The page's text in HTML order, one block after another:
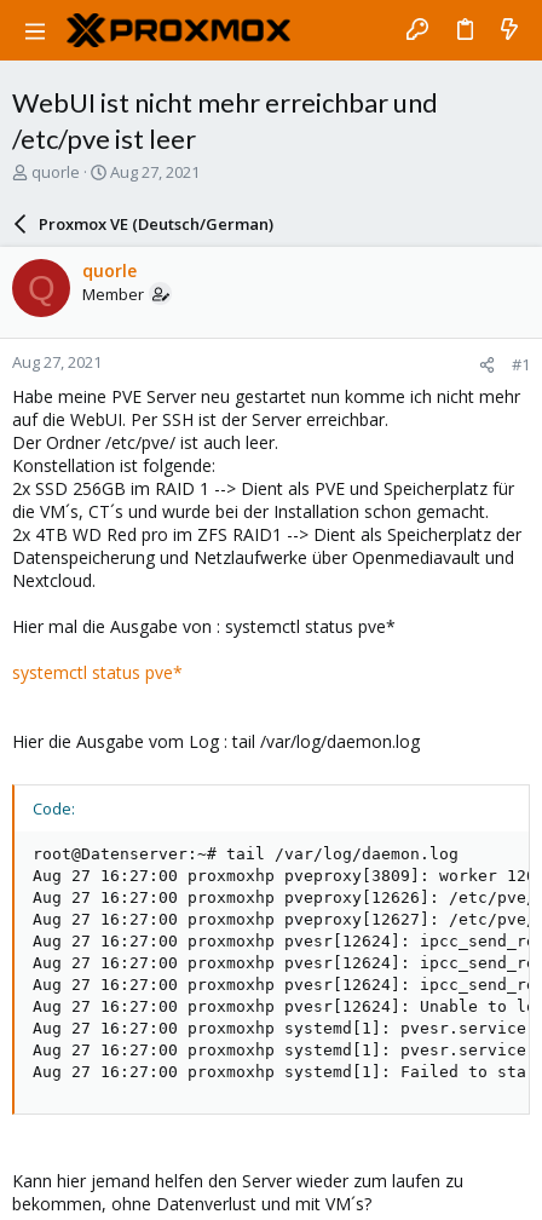
WebUI ist nicht mehr erreichbar und
/etc/pve ist leer
T
a
d
s
t
a
r
t
e
r
quorle
S
a
r
d
a
e
Aug 27, 2021
Proxmox VE (Deutsch/German)
Q quorle
Member
Aug 27, 2021 #1
Habe meine PVE Server neu gestartet nun komme ich nicht mehr
auf die WebUI. Per SSH ist der Server erreichbar.
Der Ordner /etc/pve/ ist auch leer.
Konstellation ist folgende:
2x SSD 256GB im RAID 1 --> Dient als PVE und Speicherplatz für
die VM´s, CT´s und wurde bei der Installation schon gemacht.
2x 4TB WD Red pro im ZFS RAID1 --> Dient als Speicherplatz der
Datenspeicherung und Netzlaufwerke über Openmediavault und
Nextcloud.
Hier mal die Ausgabe von : systemctl status pve*
systemctl status pve*
Hier die Ausgabe vom Log : tail /var/log/daemon.log
Code:
root@Datenserver:~# tail /var/log/daemon.log
Aug 27 16:27:00 proxmoxhp pveproxy[3809]: worker
Aug 27 16:27:00 proxmoxhp pveproxy[12626]: /etc/
Aug 27 16:27:00 proxmoxhp pveproxy[12627]: /etc/
Aug 27 16:27:00 proxmoxhp pvesr[12624]:
Aug 27 16:27:00 proxmoxhp pvesr[12624]:
Aug 27 16:27:00 proxmoxhp pvesr[12624]:
Aug 27 16:27:00 proxmoxhp pvesr[12624]: Unable to
Aug 27 16:27:00 proxmoxhp systemd[1]:
Aug 27 16:27:00 proxmoxhp systemd[1]:
Aug 27 16:27:00 proxmoxhp systemd[1]: Failed to
Kann hier jemand helfen den Server wieder zum laufen zu
bekommen, ohne Datenverlust und mit VM´s?